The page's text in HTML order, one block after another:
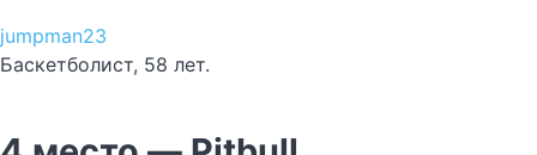
jumpman23
Баскетболист, 58 лет.